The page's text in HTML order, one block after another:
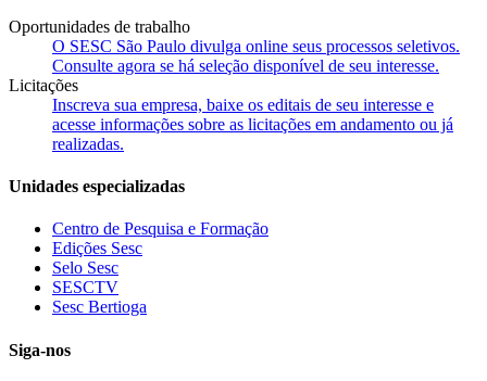
Oportunidades de trabalho
O SESC São Paulo divulga online seus processos seletivos.
Consulte agora se há seleção disponível de seu interesse.
Licitações
Inscreva sua empresa, baixe os editais de seu interesse e
acesse informações sobre as licitações em andamento ou já
realizadas.
Unidades especializadas
Centro de Pesquisa e Formação
Edições Sesc
Selo Sesc
SESCTV
Sesc Bertioga
Siga-nos